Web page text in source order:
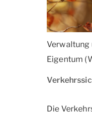
Verwaltung
Eigentum
Die